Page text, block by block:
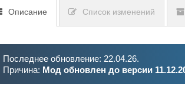
Описание Список изменений
Последнее обновление: 22.04.26.
Причина: Мод обновлен до версии